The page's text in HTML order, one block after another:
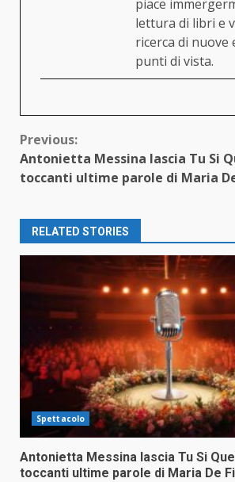
piace
lettura di libri e
ricerca di nuove
punti di vista.
Continue
Reading
Previous:
Antonietta Messina lascia Tu Si
toccanti ultime parole di Maria
RELATED STORIES
Spettacolo
Antonietta Messina lascia Tu Si
toccanti ultime parole di Maria De